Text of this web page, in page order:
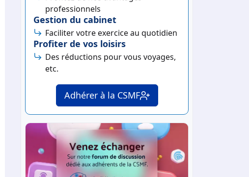
professionnels
Gestion du cabinet
Faciliter votre exercice au quotidien
Profiter de vos loisirs
Des réductions pour vous voyages,
etc.
Adhérer à la CSMF